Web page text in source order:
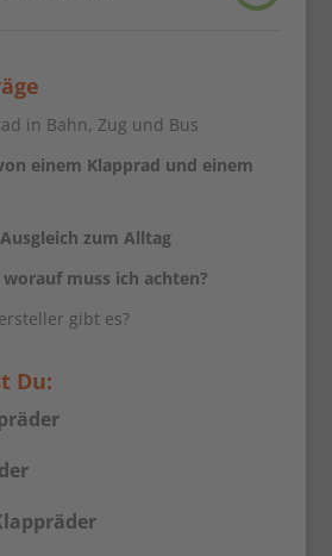
in Bahn, Zug und Bus
einem Klapprad und einem
zum Alltag
muss ich achten?
gibt es?
Du: